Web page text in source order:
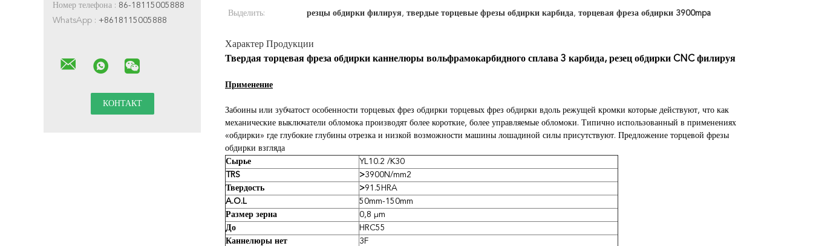
Номер телефона : 86-18115005888
WhatsApp : +8618115005888
Выделить: резцы обдирки филируя, твердые торцевые фрезы обдирки карбида, торцевая фреза обдирки 3900mpa
Характер Продукции
Твердая торцевая фреза обдирки каннелюры вольфрамокарбидного сплава 3 карбида, резец обдирки CNC филируя
Применение
Забоины или зубчатост особенности торцевых фрез обдирки торцевых фрез обдирки вдоль режущей кромки которые действуют, что как
механические выключатели обломока производят более короткие, более управляемые обломоки. Типично использованный в применениях
«обдирки» где глубокие глубины отрезка и низкой возможности машины лошадиной силы присутствуют. Предложение торцевой фрезы
обдирки взгляда
Сырье
YL10.2 /K30
TRS
>3900N/mm2
Твердость
>91.5HRA
A.O.L
50mm-150mm
Размер зерна
0,8 μm
До
HRC55
Каннелюры нет
3F